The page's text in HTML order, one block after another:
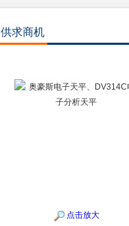
供求商机
点击放大